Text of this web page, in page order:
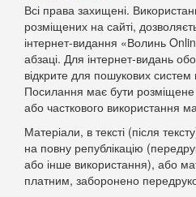
Всі права захищені.
розміщених на сайті,
інтернет-видання «Волинь
абзаці. Для інтернет-видань
відкрите для пошукових систем
Посилання має бути
або часткового використання
Матеріали, в тексті (після
на повну републікацію
або інше використання), або
платним, заборонено